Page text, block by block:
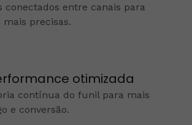
conectados entre canais para
mais precisas.
otimizada
contínua do funil para mais
e conversão.